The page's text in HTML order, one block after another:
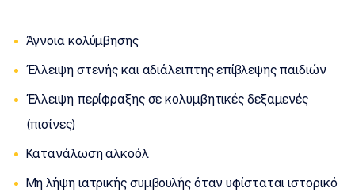
Άγνοια κολύμβησης
Έλλειψη στενής και αδιάλειπτης επίβλεψης παιδιών
Έλλειψη περίφραξης σε κολυμβητικές δεξαμενές
(πισίνες)
Κατανάλωση αλκοόλ
Μη λήψη ιατρικής συμβουλής όταν υφίσταται ιστορικό